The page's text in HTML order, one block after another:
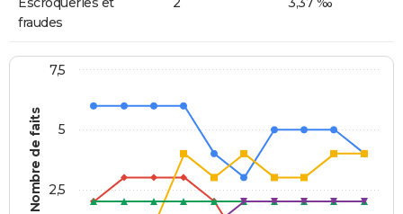
fraudes
Nombre de faits 2,5
5
7,5